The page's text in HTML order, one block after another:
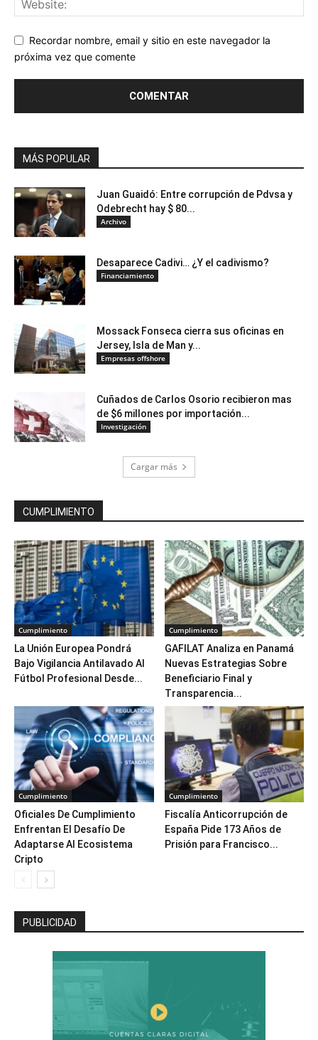
Recordar nombre, email y sitio en este navegador la
próxima vez que comente
MÁS POPULAR
Juan Guaidó: Entre corrupción de Pdvsa y
Odebrecht hay $ 80...
Archivo
Desaparece Cadivi… ¿Y el cadivismo?
Financiamiento
Mossack Fonseca cierra sus oficinas en
Jersey, Isla de Man y...
Empresas offshore
Cuñados de Carlos Osorio recibieron mas
de $6 millones por importación...
Investigación
Cargar más
CUMPLIMIENTO
Cumplimiento
La Unión Europea Pondrá
Bajo Vigilancia Antilavado Al
Fútbol Profesional Desde...
Cumplimiento
GAFILAT Analiza en Panamá
Nuevas Estrategias Sobre
Beneficiario Final y
Transparencia...
Cumplimiento
Oficiales De Cumplimiento
Enfrentan El Desafío De
Adaptarse Al Ecosistema
Cripto
Cumplimiento
Fiscalía Anticorrupción de
España Pide 173 Años de
Prisión para Francisco...
PUBLICIDAD